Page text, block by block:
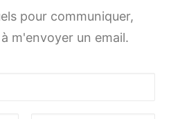
pour communiquer,
m'envoyer un email.